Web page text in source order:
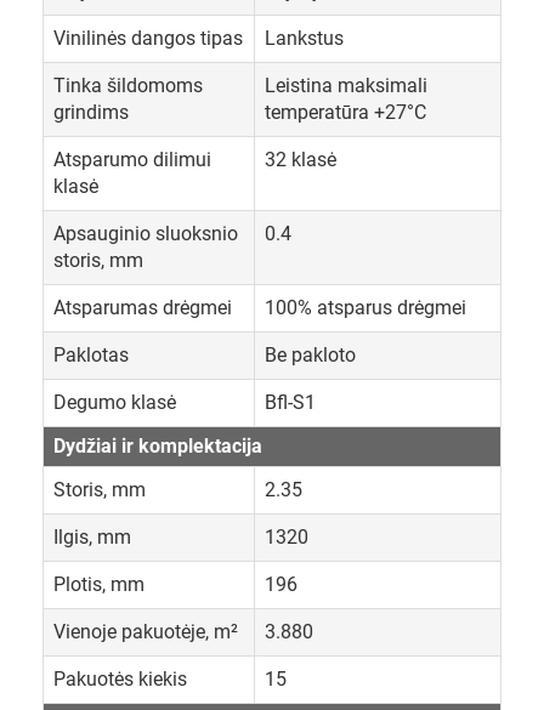
Vinilinės dangos tipas Lankstus
Tinka šildomoms
grindims
Leistina maksimali
temperatūra +27°C
Atsparumo dilimui
klasė
32 klasė
Apsauginio sluoksnio
storis, mm
0.4
Atsparumas drėgmei 100% atsparus drėgmei
Paklotas Be pakloto
Degumo klasė
Bfl-S1
Dydžiai ir komplektacija
Storis, mm
2.35
Ilgis, mm 1320
Plotis, mm 196
Vienoje pakuotėje, m² 3.880
Pakuotės kiekis
15